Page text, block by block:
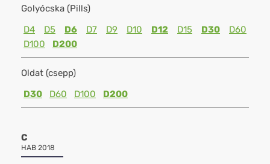
Golyócska (Pills)
D4
D5 D6 D7 D9 D10 D12 D15 D30
D60
D100
D200
Oldat (csepp)
D30
D60 D100 D200
C
HAB 2018